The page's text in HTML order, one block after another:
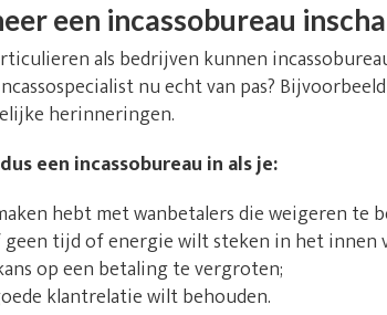
een incassobureau
als bedrijven kunnen
nu echt van pas?
herinneringen.
een incassobureau in als je:
hebt met wanbetalers die weigeren te
geen tijd of energie wilt steken in het innen
op een betaling te vergroten;
klantrelatie wilt behouden.